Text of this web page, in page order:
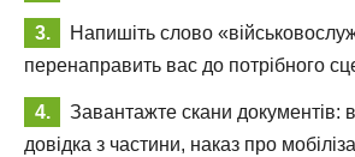
Напишіть слово
перенаправить вас до потрібного
Завантажте скани документів:
довідка з частини, наказ про